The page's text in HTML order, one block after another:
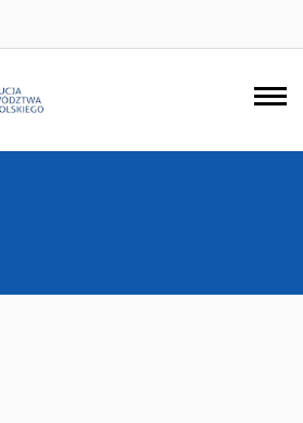
w Krakowie
w Nowym Sączu
w Tarnowie